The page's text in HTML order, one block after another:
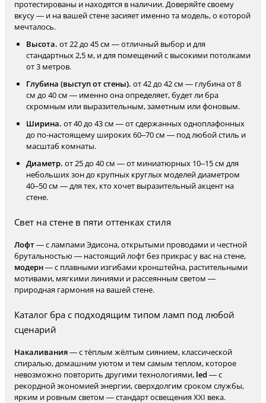
протестированы и находятся в наличии. Доверяйте своему
вкусу — и на вашей стене засияет именно та модель, о которой
мечталось.
Высота. от 22 до 45 см — отличный выбор и для
стандартных 2,5 м, и для помещений с высокими потолками
от 3 метров.
Глубина (выступ от стены). от 42 до 42 см — глубина от 8
см до 40 см — именно она определяет, будет ли бра
скромным или выразительным, заметным или фоновым.
Ширина. от 40 до 43 см — от сдержанных одноплафонных
до по-настоящему широких 60–70 см — под любой стиль и
масштаб комнаты.
Диаметр. от 25 до 40 см — от миниатюрных 10–15 см для
небольших зон до крупных круглых моделей диаметром
40–50 см — для тех, кто хочет выразительный акцент на
стене.
Свет на стене в пяти оттенках стиля
Лофт— с лампами Эдисона, открытыми проводами и честной
брутальностью — настоящий лофт без прикрас у вас на стене,
модерн— с плавными изгибами кронштейна, растительными
мотивами, мягкими линиями и рассеянным светом —
природная гармония на вашей стене.
Каталог бра с подходящим типом ламп под любой
сценарий
Накаливания— с тёплым жёлтым сиянием, классической
спиралью, домашним уютом и тем самым теплом, которое
невозможно повторить другими технологиями, led — с
рекордной экономией энергии, сверхдолгим сроком службы,
ярким и ровным светом — стандарт освещения XXI века.